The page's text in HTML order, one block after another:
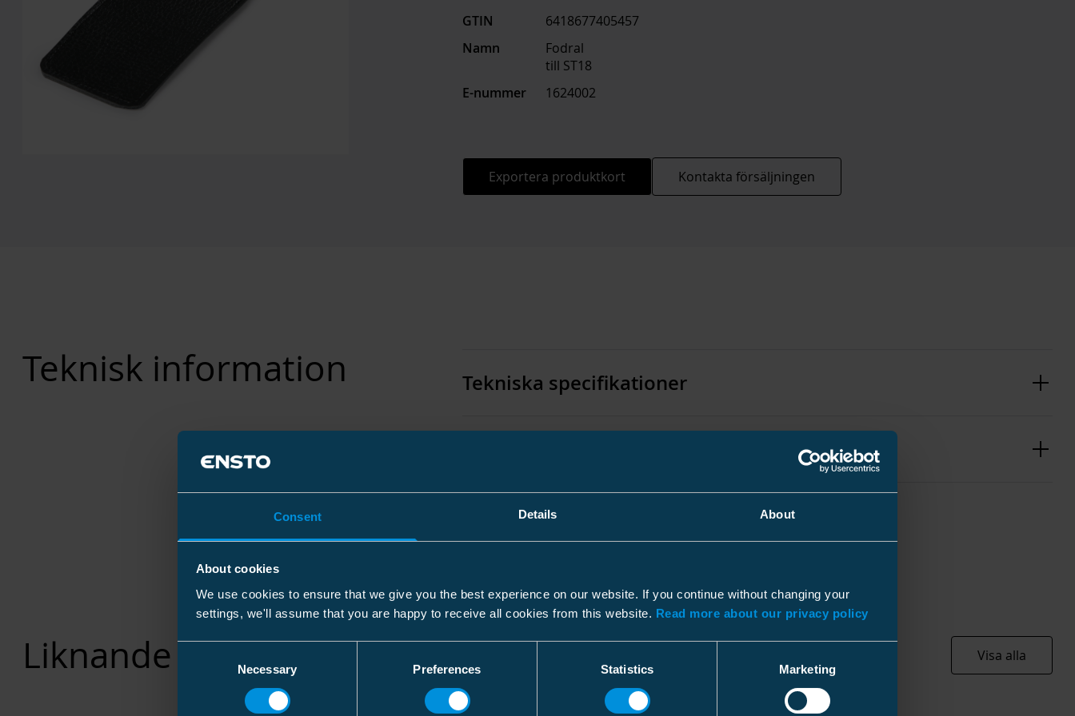
Consent Details About
About cookies
We use cookies to ensure that we give you the best experience on our website. If you continue without changing your
settings, we'll assume that you are happy to receive all cookies from this website. Read more about our privacy policy
Necessary Preferences Statistics Marketing
GTIN
6418677405457
Namn
Fodral
till ST18
E-nummer
1624002
Exportera produktkort Kontakta försäljningen
Teknisk information Tekniska specifikationer
Höjd
10 mm
30 mm
Kartong
Liknande produkter Visa alla